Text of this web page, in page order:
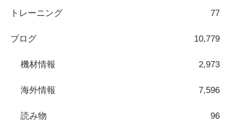
トレーニング 77
ブログ 10,779
機材情報 2,973
海外情報 7,596
読み物 96